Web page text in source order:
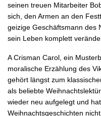
seinen treuen Mitarbeiter
sich, den Armen an den
geizige Geschäftsmann des
sein Leben komplett
A Crisman Carol, ein
moralische Erzählung des
gehört längst zum
als beliebte
wieder neu aufgelegt und
Weihnachtsgeschichten